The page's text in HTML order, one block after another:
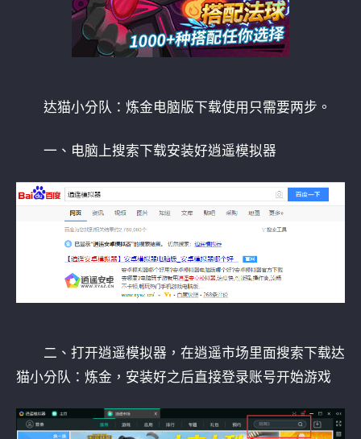
达猫小分队：炼金电脑版下载使用只需要两步。
一、电脑上搜索下载安装好逍遥模拟器
二、打开逍遥模拟器，在逍遥市场里面搜索下载达
猫小分队：炼金，安装好之后直接登录账号开始游戏